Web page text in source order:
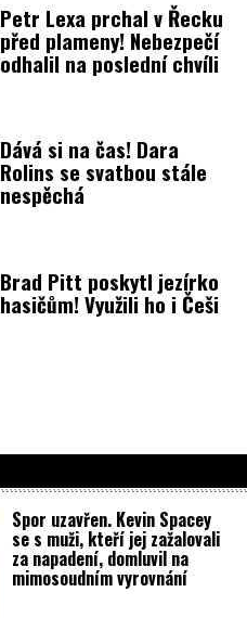
Petr Lexa prchal v Řecku
před plameny! Nebezpečí
odhalil na poslední chvíli
Dává si na čas! Dara
Rolins se svatbou stále
nespěchá
Brad Pitt poskytl jezírko
hasičům! Využili ho i Češi
Spor uzavřen. Kevin Spacey
se s muži, kteří jej zažalovali
za napadení, domluvil na
mimosoudním vyrovnání